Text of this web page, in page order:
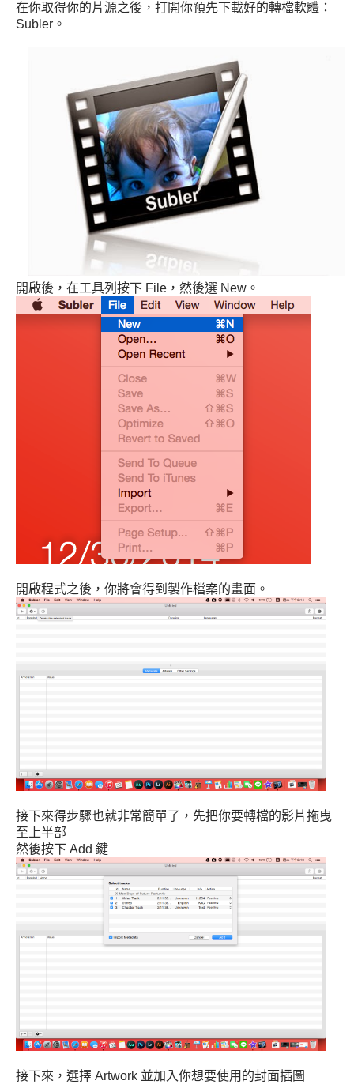
在你取得你的片源之後，打開你預先下載好的轉檔軟體：
Subler。
開啟後，在工具列按下 File，然後選 New。
開啟程式之後，你將會得到製作檔案的畫面。
接下來得步驟也就非常簡單了，先把你要轉檔的影片拖曳
至上半部
然後按下 Add 鍵
接下來，選擇 Artwork 並加入你想要使用的封面插圖